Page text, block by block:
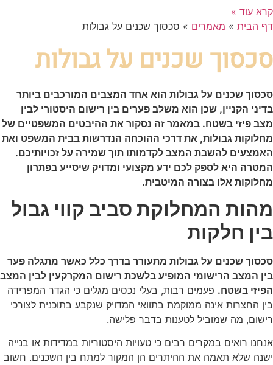
קרא עוד »
דף הבית » מאמרים » סכסוך שכנים על גבולות
סכסוך שכנים על גבולות
סכסוך שכנים על גבולות הוא אחד המצבים המורכבים ביותר
בדיני הקניין, שכן הוא משלב פערים בין רישום היסטורי לבין
מצב פיזי בשטח. במאמר זה נסקור את ההיבטים המשפטיים של
מחלוקות גבולות, את דרכי ההוכחה הנדרשות בבית המשפט ואת
האמצעים להשבת המצב לקדמותו תוך שמירה על זכויותיכם.
המטרה היא לספק לכם ידע מקצועי ומדויק שיסייע בפתרון
מחלוקות אלו בצורה המיטבית.
מהות המחלוקת סביב קווי גבול
בין חלקות
סכסוך שכנים על גבולות מתעורר בדרך כלל כאשר מתגלה פער
בין המצב הרישומי המופיע בלשכת רישום המקרקעין לבין המצב
הפיזי בשטח. פעמים רבות, בעלי נכסים מגלים כי הגדר המפרידה
בין החצרות אינה ממוקמת בתוואי המדויק שנקבע בתוכנית לצורכי
רישום, מה שמוביל לטענות בדבר פלישה.
אנחנו רואים במקרים רבים כי טעויות היסטוריות במדידות או בנייה
ישנה שלא תאמה את ההיתרים הן המקור למתח בין השכנים. חשוב